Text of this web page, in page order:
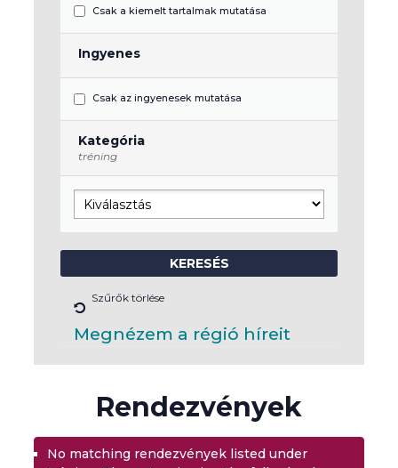
Csak a kiemelt tartalmak mutatása
Ingyenes
Csak az ingyenesek mutatása
Kategória
tréning
Szűrők törlése
Megnézem a régió híreit
Rendezvények
No matching rendezvények listed under